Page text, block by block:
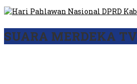
SUARA MERDEKA TV